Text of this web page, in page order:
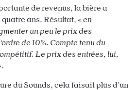
de revenus, la bière a
quatre ans. Résultat, « en
un peu le prix des
de 10%. Compte tenu du
Le prix des entrées, lui,
.
du Sounds, cela faisait plus d’un